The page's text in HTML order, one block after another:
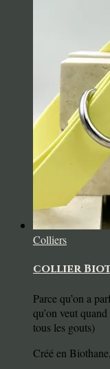
Colliers
collier
Parce qu’on a
qu’on veut
tous les gouts)
Créé en